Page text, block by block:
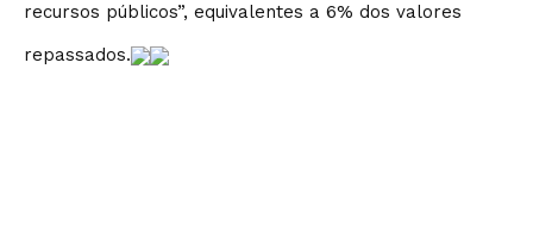
recursos públicos”, equivalentes a 6% dos valores
repassados.